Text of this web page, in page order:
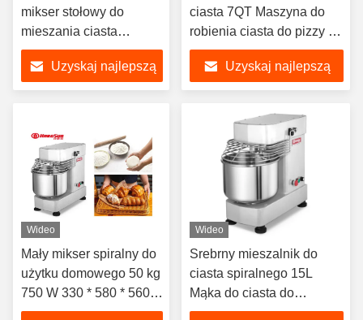
mikser stołowy do
mieszania ciasta
piekarniczego z mąką
Uzyskaj najlepszą
ciasta 7QT Maszyna do
robienia ciasta do pizzy 3
kg
Uzyskaj najlepszą
Wideo
Mały mikser spiralny do
użytku domowego 50 kg
750 W 330 * 580 * 560
mm z hakiem spiralnym
Wideo
Srebrny mieszalnik do
ciasta spiralnego 15L
Mąka do ciasta do
pieczenia piekarni